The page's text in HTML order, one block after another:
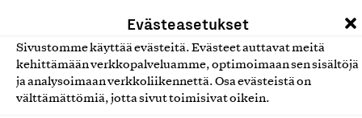
Evästeasetukset
Sivustomme käyttää evästeitä. Evästeet auttavat meitä
kehittämään verkkopalveluamme, optimoimaan sen sisältöjä
ja analysoimaan verkkoliikennettä. Osa evästeistä on
välttämättömiä, jotta sivut toimisivat oikein.
Avainlippu